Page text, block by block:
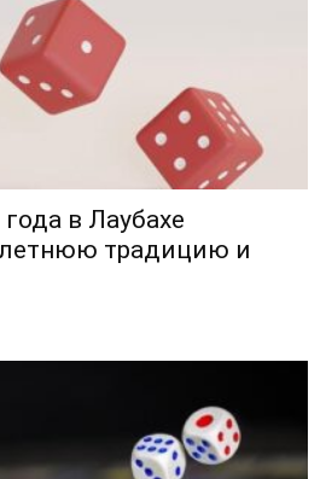
в Лаубахе
традицию и